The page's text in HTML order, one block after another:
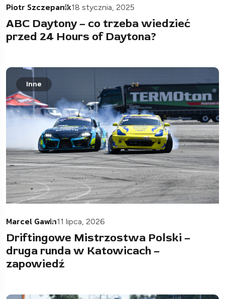
Piotr Szczepanik18 stycznia, 2025
ABC Daytony – co trzeba wiedzieć
przed 24 Hours of Daytona?
Inne
Marcel Gawin11 lipca, 2026
Driftingowe Mistrzostwa Polski –
druga runda w Katowicach –
zapowiedź